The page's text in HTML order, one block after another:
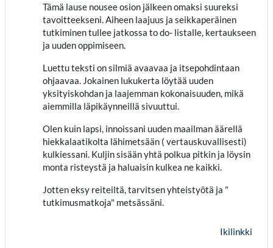
Tämä lause nousee osion jälkeen omaksi suureksi
tavoitteekseni. Aiheen laajuus ja seikkaperäinen
tutkiminen tullee jatkossa to do- listalle, kertaukseen
ja uuden oppimiseen.
Luettu teksti on silmiä avaavaa ja itsepohdintaan
ohjaavaa. Jokainen lukukerta löytää uuden
yksityiskohdan ja laajemman kokonaisuuden, mikä
aiemmilla läpikäynneillä sivuuttui.
Olen kuin lapsi, innoissani uuden maailman äärellä
hiekkalaatikolta lähimetsään ( vertauskuvallisesti)
kulkiessani. Kuljin sisään yhtä polkua pitkin ja löysin
monta risteystä ja haluaisin kulkea ne kaikki.
Jotten eksy reiteiltä, tarvitsen yhteistyötä ja "
tutkimusmatkoja" metsässäni.
Ikilinkki